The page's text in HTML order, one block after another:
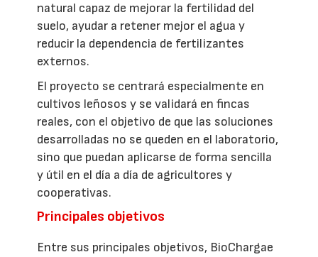
natural capaz de mejorar la fertilidad del
suelo, ayudar a retener mejor el agua y
reducir la dependencia de fertilizantes
externos.
El proyecto se centrará especialmente en
cultivos leñosos y se validará en fincas
reales, con el objetivo de que las soluciones
desarrolladas no se queden en el laboratorio,
sino que puedan aplicarse de forma sencilla
y útil en el día a día de agricultores y
cooperativas.
Principales objetivos
Entre sus principales objetivos, BioChargae